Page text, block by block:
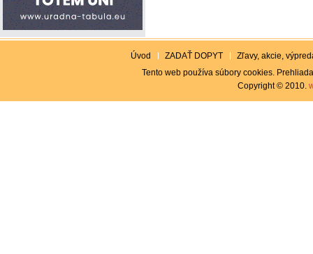
Úvod ZADAŤ DOPYT
Zľavy, akcie,
Tento web používa súbory cookies.
Copyright © 2010.